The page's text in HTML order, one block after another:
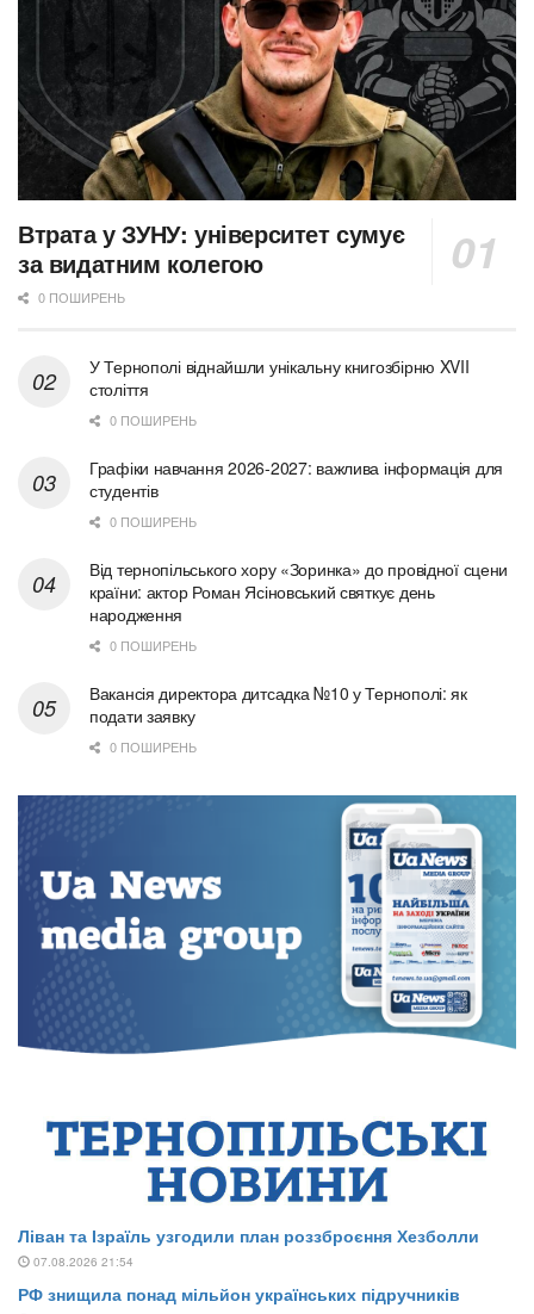
Втрата у ЗУНУ: університет сумує
за видатним колегою
0 ПОШИРЕНЬ
У Тернополі віднайшли унікальну книгозбірню XVII
століття
0 ПОШИРЕНЬ
Графіки навчання 2026-2027: важлива інформація для
студентів
0 ПОШИРЕНЬ
Від тернопільського хору «Зоринка» до провідної сцени
країни: актор Роман Ясіновський святкує день
народження
0 ПОШИРЕНЬ
Вакансія директора дитсадка №10 у Тернополі: як
подати заявку
0 ПОШИРЕНЬ